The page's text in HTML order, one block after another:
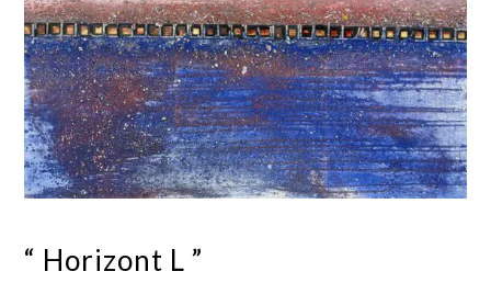
“ Horizont L ”